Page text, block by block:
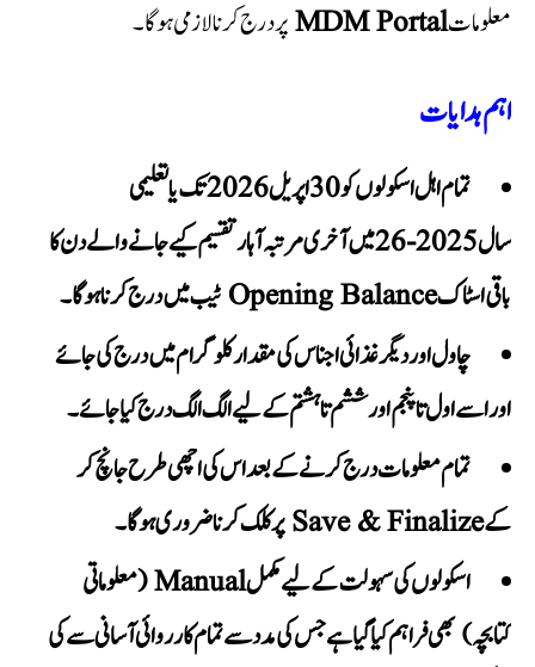
معلوماتMDM Portalپر درج کرنا لازمی ہوگا۔
اہم ہدایات
تمام اہل اسکولوں کو30 اپریل 2026
تک یا تعلیمی
سال 2025-26 میں آخری مرتبہ آہار تقسیم کیے جانے والے دن کا
باقی اسٹاکOpening Balanceٹیب میں درج کرنا ہوگا۔
چاول اور دیگر غذائی اجناس کی مقدارکلوگراممیں درج کی جائے
اور اسےاول تا پنجماورششم تا ہشتمکے لیے الگ الگ درج کیا جائے۔
تمام معلومات درج کرنے کے بعد اس کی اچھی طرح جانچ کر
کےSave & Finalizeپر کلک کرنا ضروری ہوگا۔
اسکولوں کی سہولت کے لیے مکمل
Manual (معلوماتی
کتابچہ) بھی فراہم کیا گیا ہے جس کی مدد سے تمام کارروائی آسانی سے کی